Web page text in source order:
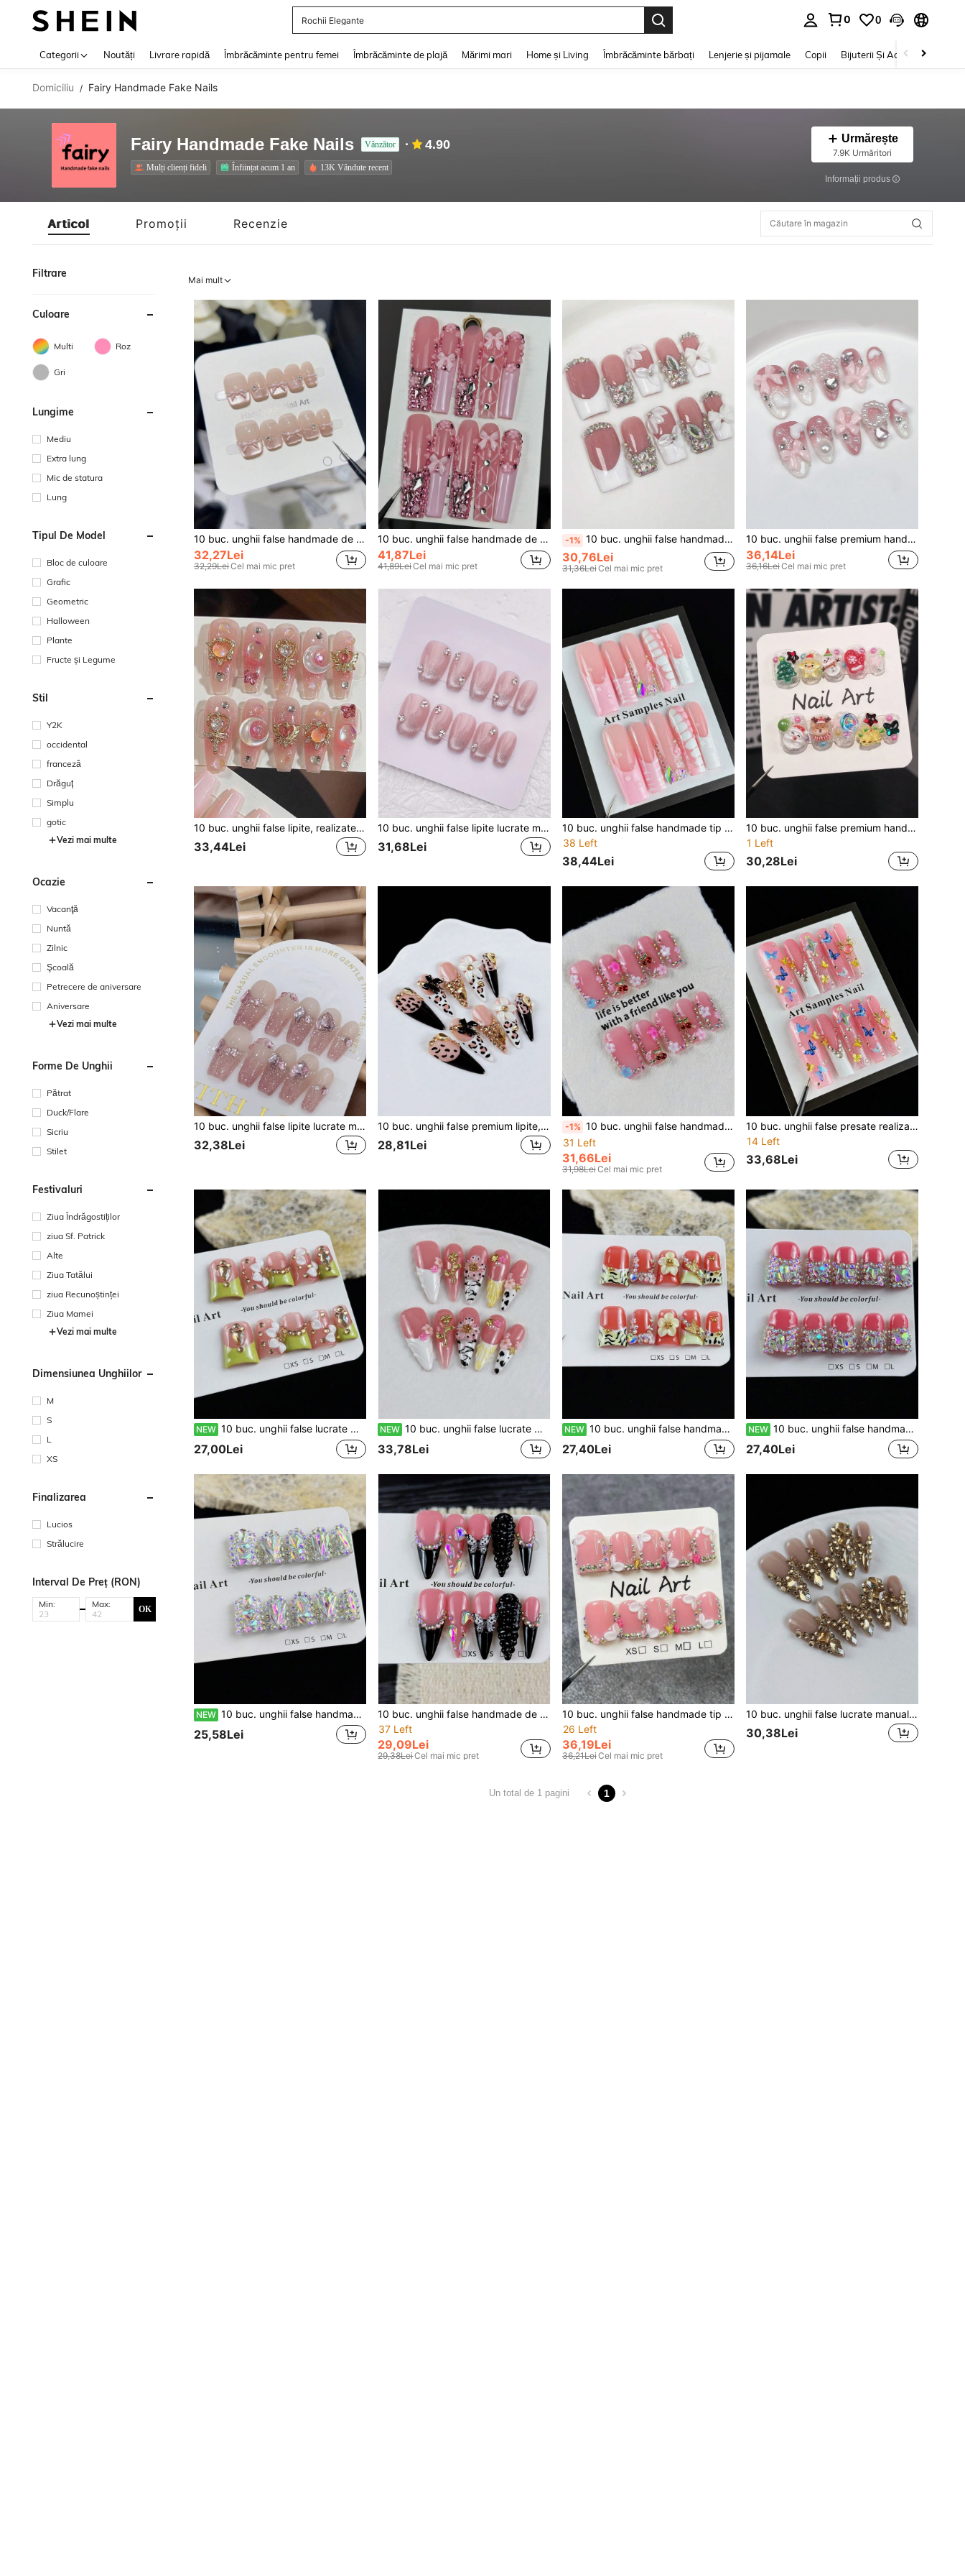
Rochii De Vară
0 0
Categorii Noutăți Livrare rapidă Îmbrăcăminte pentru femei Îmbrăcăminte de plajă Mărimi mari Home și Living Îmbrăcăminte bărbați Lenjerie și pijamale Copii Bijuterii Și Accesorii
Domiciliu / Fairy Handmade Fake Nails
Fairy Handmade Fake Nails Vânzător 4.90
Mulți clienți fideli Înființat acum 1 an 13K Vândute recent
Urmărește
7.9K Urmăritori
Informații produs
Articol Promoții Recenzie
Filtrare
Culoare
Multi Roz
Gri
Lungime
Mediu
Extra lung
Mic de statura
Lung
Tipul De Model
Bloc de culoare
Grafic
Geometric
Halloween
Plante
Fructe și Legume
Stil
Y2K
occidental
franceză
Drăguţ
Simplu
gotic
Vezi mai multe
Ocazie
Vacanţă
Nuntă
Zilnic
Şcoală
Petrecere de aniversare
Aniversare
Vezi mai multe
Forme De Unghii
Pătrat
Duck/Flare
Sicriu
Stilet
Festivaluri
Ziua Îndrăgostiților
ziua Sf. Patrick
Alte
Ziua Tatălui
ziua Recunoștinței
Ziua Mamei
Vezi mai multe
Dimensiunea Unghiilor
M
S
L
XS
Finalizarea
Lucios
Strălucire
Interval De Preț (RON)
Min: Max: OK
Mai mult
10 buc. unghii false handmade de aplicat, stil prințesă, elegante și senzuale, roz, cu model ochii de pisică, pois și fundă
32,27Lei
32,29LeiCel mai mic pret
10 buc. unghii false handmade de aplicat, stil elegant feminin premium, cu sculpturi pictate manual, fundă 3D și strasuri strălucitoare
41,87Lei
41,89LeiCel mai mic pret
-1% 10 buc. unghii false handmade de tip press-on, stil dulce și feminin, premium, pictate manual, cu fundă 3D, petale și strasuri strălucitoare
30,76Lei
31,36LeiCel mai mic pret
10 buc. unghii false premium handmade, stil dulce și drăguț pentru fete, patch-uri pentru unghii roz girly pentru femei, unghii press-on handmade
36,14Lei
36,16LeiCel mai mic pret
10 buc. unghii false lipite, realizate manual, stil japonez, roz, ultra-sclipici, mid-step, versatile
33,44Lei
10 buc. unghii false lipite lucrate manual, tip press-on, Cat Eye roz deschis lucioase, scurte, cu strasuri și sclipici, unghii false scurte Nila, drăguțe
31,68Lei
10 buc. unghii false handmade tip press-on, stil roz pentru fete, premium, cu model de zebră pictat manual, relief 3D și diamane fine strălucitoare
38 Left
38,44Lei
10 buc. unghii false premium handmade tip press-on cu Moș Crăciun, brad de Crăciun, ren, om de zăpadă și clopoțel de Crăciun
1 Left
30,28Lei
10 buc. unghii false lipite lucrate manual pentru vară, strălucitoare, cu gradient Love, Bubble Rose, cadou de sărbătoare pentru femei/fete
32,38Lei
10 buc. unghii false premium lipite, stil Sweet Cool Girl, pictate manual, cu imprimeu leopard, lauriș 3D, flori, pietre aurii, lucrate manual
28,81Lei
-1% 10 buc. unghii false handmade tip press-on, stil dulce pentru fete, premium, cu modele 3D pictate manual și mici diamante strălucitoare fine
31 Left
31,66Lei
31,98LeiCel mai mic pret
10 buc. unghii false presate realizate manual, stil vintage premium, rezistente, cu fluture pictat manual și grup de diamante strălucitoare
14 Left
33,68Lei
NEW 10 buc. unghii false lucrate manual, stil high-end, la modă și luxos, cu petale 3D pictate manual, contrast de culori și diamante mici
27,00Lei
NEW 10 buc. unghii false lucrate manual, stil high-end, la modă și luxos, cu model de zebră pictat manual, trandafir 3D și decorațiune cu mici mărgele aurii
33,78Lei
NEW 10 buc. unghii false handmade premium, stil dulce și cool, cu imprimeu leopard pictat manual, relief 3D, fluturi și mini diamante
27,40Lei
NEW 10 buc. unghii false handmade premium, stil dulce și cool pentru fete, pictate manual, cu diamante 3D în formă de inimă, pline de strasuri
27,40Lei
NEW 10 buc. unghii false handmade premium, stil desen animat drăguț, cu pietre prețioase în formă de inimă pictate manual, argintii, cu numeroase diamante
25,58Lei
10 buc. unghii false handmade de aplicat, stil de damă luxury de lux, cu fluture 3D pictat manual și grup de diamante strălucitoare
37 Left
29,09Lei
29,38LeiCel mai mic pret
10 buc. unghii false handmade tip press-on, stil roz pentru fete, premium, cu modele 3D pictate manual, fluture 3D și strasuri strălucitoare cu efect point-of-light
26 Left
36,19Lei
36,21LeiCel mai mic pret
10 buc. unghii false lucrate manual, stil model de lux premium, cu inimă 3D pictată manual și numeroase strasuri strălucitoare
30,38Lei
Un total de 1 pagini 1